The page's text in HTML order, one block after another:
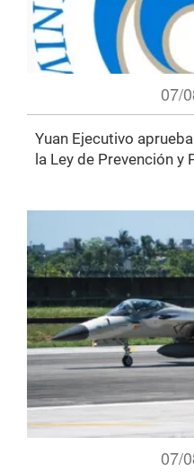
07/
Yuan Ejecutivo
la Ley de Prevención
07/